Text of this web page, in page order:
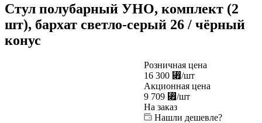
Стул полубарный УНО, комплект (2
шт), бархат светло-серый 26 / чёрный
конус
Розничная цена
16 300 ⃏/шт
Акционная цена
9 709 ⃏/шт
На заказ
Нашли дешевле?